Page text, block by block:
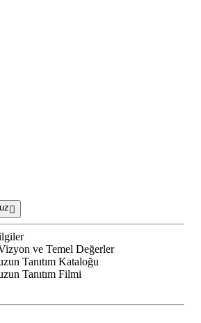
ve Temel Değerler
Tanıtım Kataloğu
Tanıtım Filmi